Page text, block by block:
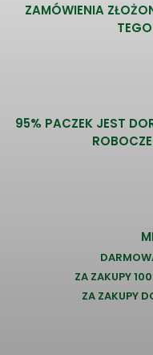
ZAMÓWIENIA
95% PACZEK JEST
ZA ZAKUPY
ZA ZAKUPY